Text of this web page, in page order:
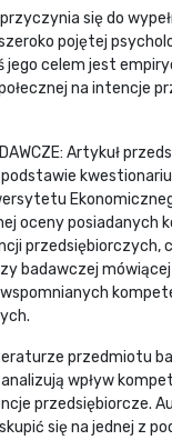
przyczynia się do
pojętej
jego celem jest
na intencje
Artykuł
oceny posiadanych
przedsiębiorczych,
badawczej
literaturze przedmiotu
wpływ
przedsiębiorcze.
się na jednej z